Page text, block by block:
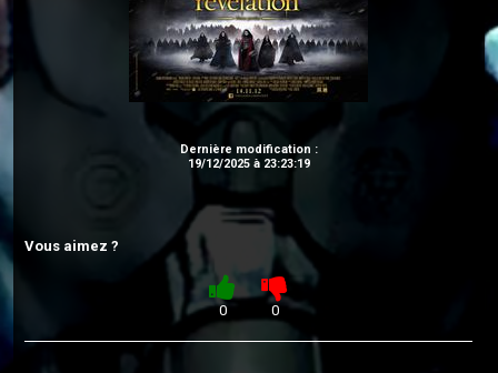
Dernière modification :
19/12/2025 à 23:23:19
Vous aimez ?
0 0